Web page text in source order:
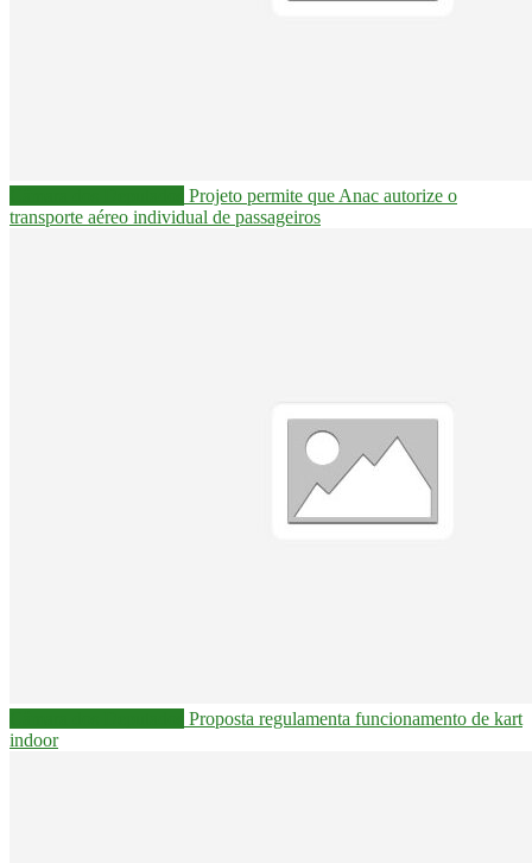
Projeto permite que Anac autorize o
transporte aéreo individual de passageiros
Proposta regulamenta funcionamento de kart
indoor